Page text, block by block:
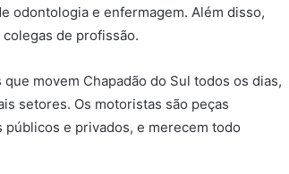
odontologia e enfermagem. Além disso,
de profissão.
movem Chapadão do Sul todos os dias,
setores. Os motoristas são peças
e privados, e merecem todo